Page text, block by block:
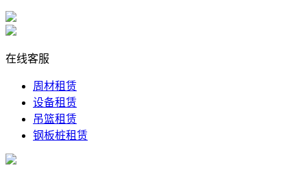
在线客服
周材租赁
设备租赁
吊篮租赁
钢板桩租赁